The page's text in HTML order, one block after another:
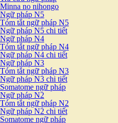
Minna no nihongo
Ngữ pháp N5
Tóm tắt ngữ pháp N5
Ngữ pháp N5 chi tiết
Ngữ pháp N4
Tóm tắt ngữ pháp N4
Ngữ pháp N4 chi tiết
Ngữ pháp N3
Tóm tắt ngữ pháp N3
Ngữ pháp N3 chi tiết
Somatome ngữ pháp
Ngữ pháp N2
Tóm tắt ngữ pháp N2
Ngữ pháp N2 chi tiết
Somatome ngữ pháp